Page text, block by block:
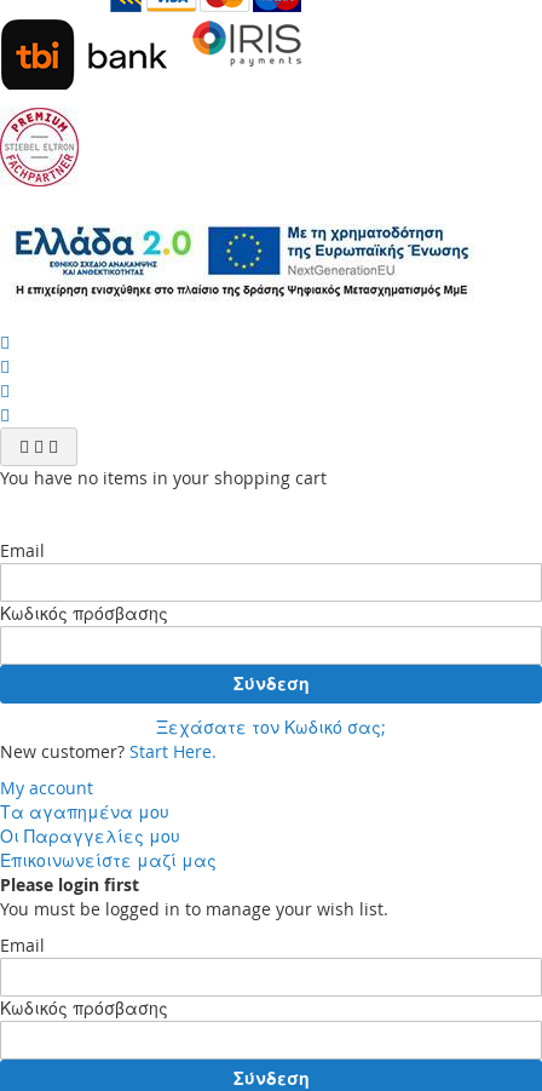
You have no items in your shopping cart
Email
Κωδικός πρόσβασης
Σύνδεση
Ξεχάσατε τον Κωδικό σας;
New customer? Start Here.
My account
Τα αγαπημένα μου
Οι Παραγγελίες μου
Επικοινωνείστε μαζί μας
Please login first
You must be logged in to manage your wish list.
Email
Κωδικός πρόσβασης
Σύνδεση